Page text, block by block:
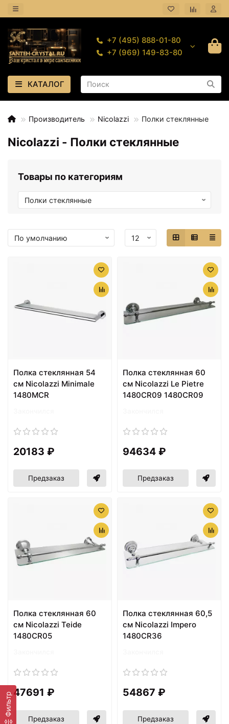
+7 (495) 888-01-80
+7 (969) 149-83-80
КАТАЛОГ
Производитель Nicolazzi Полки стеклянные
Nicolazzi - Полки стеклянные
Фильтр
Товары по категориям
Полка стеклянная 54
см Nicolazzi Minimale
1480MCR
20183 ₽
Предзаказ
Полка стеклянная 60
см Nicolazzi Le Pietre
1480CR09 1480CR09
94634 ₽
Предзаказ
Полка стеклянная 60
см Nicolazzi Teide
1480CR05
47691 ₽
Предзаказ
Полка стеклянная 60,5
см Nicolazzi Impero
1480CR36
54867 ₽
Предзаказ